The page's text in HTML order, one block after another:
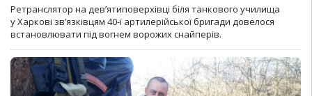
Ретранслятор на дев’ятиповерхівці біля танкового училища
у Харкові зв’язківцям 40-ї артилерійської бригади довелося
встановлювати під вогнем ворожих снайперів.